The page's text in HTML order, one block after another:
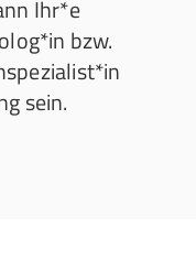
Ihr*e
bzw.
sein.